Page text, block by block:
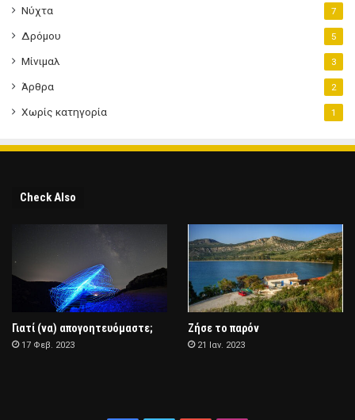
Νύχτα 7
Δρόμου 5
Μίνιμαλ 3
Άρθρα 2
Χωρίς κατηγορία 1
Check Also
Γιατί (να) απογοητευόμαστε;
17 Φεβ. 2023
Ζήσε το παρόν
21 Ιαν. 2023